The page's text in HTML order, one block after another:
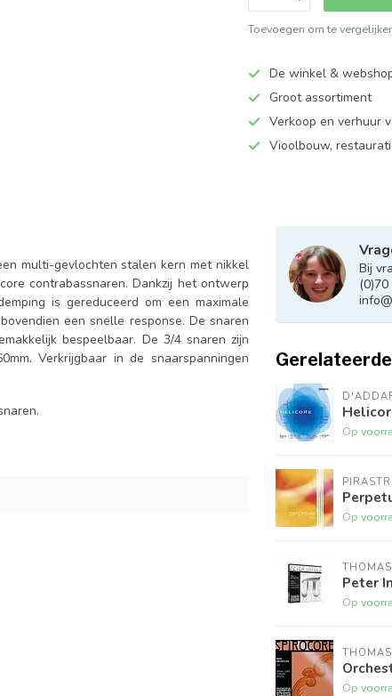
Toevoegen om te
De winkel &
Groot assortiment
Verkoop en verhuur
Vioolbouw,
multi-gevlochten stalen kern met nikkel
contrabassnaren. Dankzij het ontwerp
is gereduceerd om een maximale
een snelle response. De snaren
bespeelbaar. De 3/4 snaren zijn
Verkrijgbaar in de snaarspanningen
Bij
Op
Op
Peter
Op
Op